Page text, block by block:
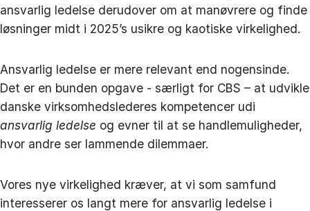
ansvarlig ledelse derudover om at manøvrere og finde
løsninger midt i 2025’s usikre og kaotiske virkelighed.
Ansvarlig ledelse er mere relevant end nogensinde.
Det er en bunden opgave - særligt for CBS – at udvikle
danske virksomhedslederes kompetencer udi
ansvarlig ledelse og evner til at se handlemuligheder,
hvor andre ser lammende dilemmaer.
Vores nye virkelighed kræver, at vi som samfund
interesserer os langt mere for ansvarlig ledelse i